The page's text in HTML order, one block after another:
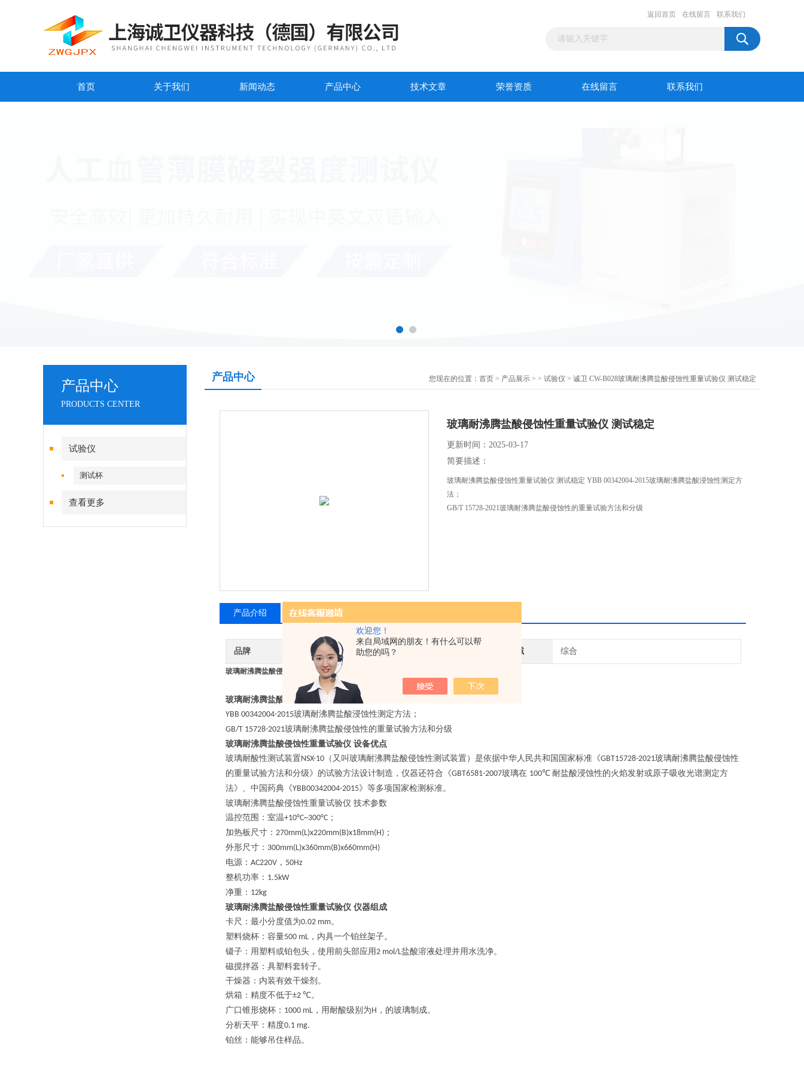
欢迎您！
来自局域网的朋友！有什么可以帮
助您的吗？
返回首页 在线留言 联系我们
首页 关于我们 新闻动态 产品中心 技术文章 荣誉资质 在线留言 联系我们
产品中心
PRODUCTS CENTER
试验仪
测试杯
查看更多
产品中心 您现在的位置： 首页 > 产品展示 > > 试验仪 > 诚卫 CW-B028玻璃耐沸腾盐酸侵蚀性重量试验仪 测试稳定
玻璃耐沸腾盐酸侵蚀性重量试验仪 测试稳定
更新时间：2025-03-17
简要描述：
玻璃耐沸腾盐酸侵蚀性重量试验仪 测试稳定 YBB 00342004-2015玻璃耐沸腾盐酸浸蚀性测定方
法；
GB/T 15728-2021玻璃耐沸腾盐酸侵蚀性的重量试验方法和分级
产品介绍 相关产品
品牌 其他品牌 应用领域 综合
玻璃耐沸腾盐酸侵蚀性重量试验仪 测试稳定
玻璃耐沸腾盐酸侵蚀性重量试验仪 执行标准
YBB 00342004-2015玻璃耐沸腾盐酸浸蚀性测定方法；
GB/T 15728-2021玻璃耐沸腾盐酸侵蚀性的重量试验方法和分级
玻璃耐沸腾盐酸侵蚀性重量试验仪 设备优点
玻璃耐酸性测试装置NSX-10 （又叫玻璃耐沸腾盐酸侵蚀性测试装置）是依据中华人民共和国国家标准《GBT15728-2021玻璃耐沸腾盐酸侵蚀性
的重量试验方法和分级》的试验方法设计制造，仪器还符合《GBT6581-2007玻璃在 100℃ 耐盐酸浸蚀性的火焰发射或原子吸收光谱测定方
法》、中国药典《YBB00342004-2015》等多项国家检测标准。
玻璃耐沸腾盐酸侵蚀性重量试验仪 技术参数
温控范围 ： 室温+10°C~300°C ；
加热板尺寸 ： 270mm(L)x220mm(B)x18mm(H) ；
外形尺寸 ： 300mm(L)x360mm(B)x660mm(H)
电源 ： AC220V ， 50Hz
整机功率 ： 1.5kW
净重 ： 12kg
玻璃耐沸腾盐酸侵蚀性重量试验仪 仪器组成
卡尺：最小分度值为0.02 mm。
塑料烧杯：容量500 mL ，内具一个铂丝架子。
镊子：用塑料或铂包头，使用前头部应用2 mol/L盐酸溶液处理并用水洗净。
磁搅拌器：具塑料套转子。
干燥器：内装有效干燥剂。
烘箱：精度不低于±2 ℃。
广口锥形烧杯： 1000 mL ，用耐酸级别为H ，的玻璃制成。
分析天平：精度0.1 mg.
铂丝：能够吊住样品。